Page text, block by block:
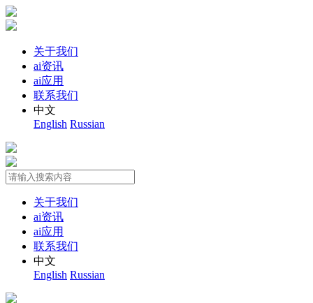
关于我们
ai资讯
ai应用
联系我们
中文
English Russian
关于我们
ai资讯
ai应用
联系我们
中文
English Russian